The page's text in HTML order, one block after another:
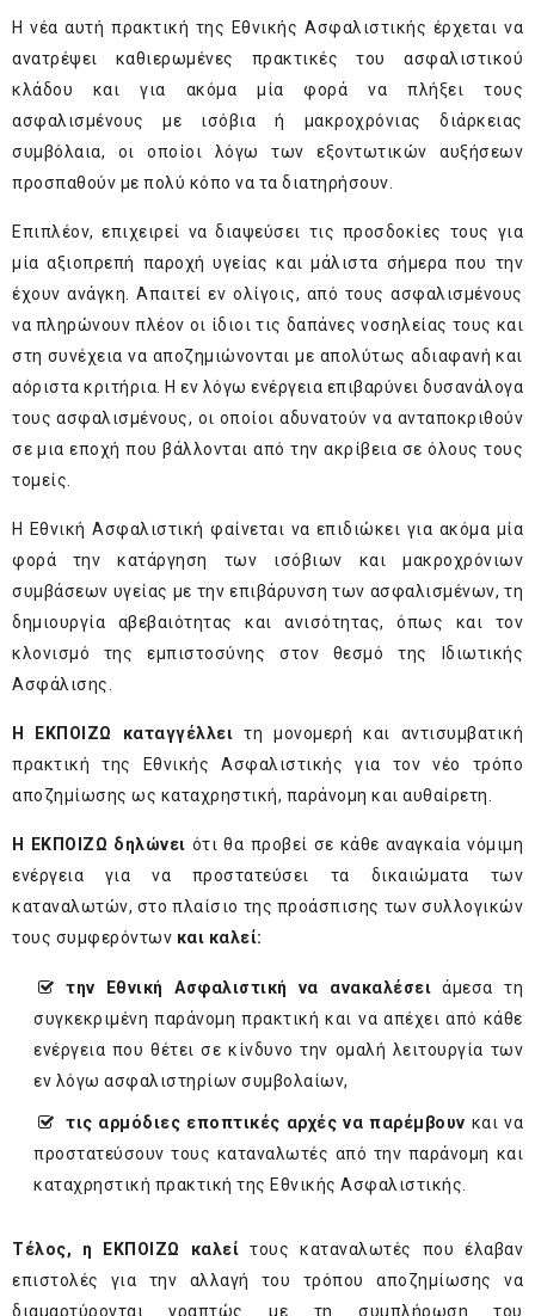
Η νέα αυτή πρακτική της Εθνικής Ασφαλιστικής έρχεται να
ανατρέψει καθιερωμένες πρακτικές του ασφαλιστικού
κλάδου και για ακόμα μία φορά να πλήξει τους
ασφαλισμένους με ισόβια ή μακροχρόνιας διάρκειας
συμβόλαια, οι οποίοι λόγω των εξοντωτικών αυξήσεων
προσπαθούν με πολύ κόπο να τα διατηρήσουν.
Επιπλέον, επιχειρεί να διαψεύσει τις προσδοκίες τους για
μία αξιοπρεπή παροχή υγείας και μάλιστα σήμερα που την
έχουν ανάγκη. Απαιτεί εν ολίγοις, από τους ασφαλισμένους
να πληρώνουν πλέον οι ίδιοι τις δαπάνες νοσηλείας τους και
στη συνέχεια να αποζημιώνονται με απολύτως αδιαφανή και
αόριστα κριτήρια. Η εν λόγω ενέργεια επιβαρύνει δυσανάλογα
τους ασφαλισμένους, οι οποίοι αδυνατούν να ανταποκριθούν
σε μια εποχή που βάλλονται από την ακρίβεια σε όλους τους
τομείς.
Η Εθνική Ασφαλιστική φαίνεται να επιδιώκει για ακόμα μία
φορά την κατάργηση των ισόβιων και μακροχρόνιων
συμβάσεων υγείας με την επιβάρυνση των ασφαλισμένων, τη
δημιουργία αβεβαιότητας και ανισότητας, όπως και τον
κλονισμό της εμπιστοσύνης στον θεσμό της Ιδιωτικής
Ασφάλισης.
Η ΕΚΠΟΙΖΩ καταγγέλλει τη μονομερή και αντισυμβατική
πρακτική της Εθνικής Ασφαλιστικής για τον νέο τρόπο
αποζημίωσης ως καταχρηστική, παράνομη και αυθαίρετη.
Η ΕΚΠΟΙΖΩ δηλώνει ότι θα προβεί σε κάθε αναγκαία νόμιμη
ενέργεια για να προστατεύσει τα δικαιώματα των
καταναλωτών, στο πλαίσιο της προάσπισης των συλλογικών
τους συμφερόντων και καλεί:
την Εθνική Ασφαλιστική να ανακαλέσειάμεσα τη
συγκεκριμένη παράνομη πρακτική και να απέχει από κάθε
ενέργεια που θέτει σε κίνδυνο την ομαλή λειτουργία των
εν λόγω ασφαλιστηρίων συμβολαίων,
τις αρμόδιες εποπτικές αρχές να παρέμβουν και να
προστατεύσουν τους καταναλωτές από την παράνομη και
καταχρηστική πρακτική της Εθνικής Ασφαλιστικής.
Τέλος, η ΕΚΠΟΙΖΩ καλείτους καταναλωτές που έλαβαν
επιστολές για την αλλαγή του τρόπου αποζημίωσης να
διαμαρτύρονται γραπτώς με τη συμπλήρωση του